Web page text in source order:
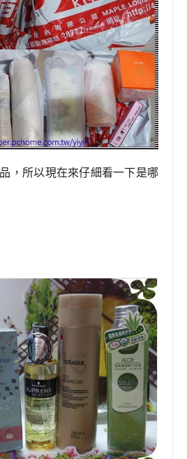
，所以現在來仔細看一下是哪